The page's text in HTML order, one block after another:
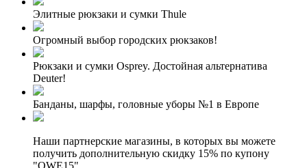
Элитные рюкзаки и сумки Thule
Огромный выбор городских рюкзаков!
Рюкзаки и сумки Osprey. Достойная альтернатива
Deuter!
Банданы, шарфы, головные уборы №1 в Европе
Наши партнерские магазины, в которых вы можете
получить дополнительную скидку 15% по купону
"QWE15"